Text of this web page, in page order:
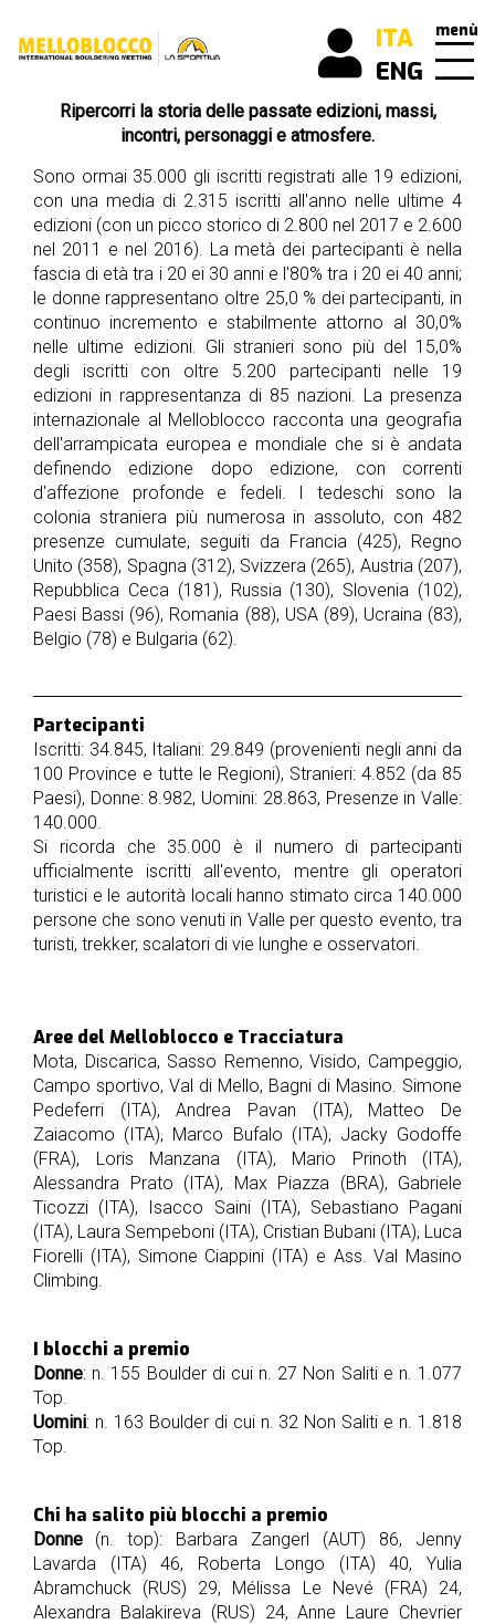
ITA
ENG
menù
scopri
Melloblocco
news
come
arrivare
buone
pratiche
mello
history
i
nostri
sponsor
accoglienza
regolamento
Ripercorri la storia delle passate edizioni, massi,
incontri, personaggi e atmosfere.
Sono ormai 35.000 gli iscritti registrati alle 19 edizioni,
con una media di 2.315 iscritti all'anno nelle ultime 4
edizioni (con un picco storico di 2.800 nel 2017 e 2.600
nel 2011 e nel 2016). La metà dei partecipanti è nella
fascia di età tra i 20 ei 30 anni e l'80% tra i 20 ei 40 anni;
le donne rappresentano oltre 25,0 % dei partecipanti, in
continuo incremento e stabilmente attorno al 30,0%
nelle ultime edizioni. Gli stranieri sono più del 15,0%
degli iscritti con oltre 5.200 partecipanti nelle 19
edizioni in rappresentanza di 85 nazioni. La presenza
internazionale al Melloblocco racconta una geografia
dell'arrampicata europea e mondiale che si è andata
definendo edizione dopo edizione, con correnti
d'affezione profonde e fedeli. I tedeschi sono la
colonia straniera più numerosa in assoluto, con 482
presenze cumulate, seguiti da Francia (425), Regno
Unito (358), Spagna (312), Svizzera (265), Austria (207),
Repubblica Ceca (181), Russia (130), Slovenia (102),
Paesi Bassi (96), Romania (88), USA (89), Ucraina (83),
Belgio (78) e Bulgaria (62).
Partecipanti
Iscritti: 34.845, Italiani: 29.849 (provenienti negli anni da
100 Province e tutte le Regioni), Stranieri: 4.852 (da 85
Paesi), Donne: 8.982, Uomini: 28.863, Presenze in Valle:
140.000.
Si ricorda che 35.000 è il numero di partecipanti
ufficialmente iscritti all'evento, mentre gli operatori
turistici e le autorità locali hanno stimato circa 140.000
persone che sono venuti in Valle per questo evento, tra
turisti, trekker, scalatori di vie lunghe e osservatori.
Aree del Melloblocco e Tracciatura
Mota, Discarica, Sasso Remenno, Visido, Campeggio,
Campo sportivo, Val di Mello, Bagni di Masino. Simone
Pedeferri (ITA), Andrea Pavan (ITA), Matteo De
Zaiacomo (ITA), Marco Bufalo (ITA), Jacky Godoffe
(FRA), Loris Manzana (ITA), Mario Prinoth (ITA),
Alessandra Prato (ITA), Max Piazza (BRA), Gabriele
Ticozzi (ITA), Isacco Saini (ITA), Sebastiano Pagani
(ITA), Laura Sempeboni (ITA), Cristian Bubani (ITA), Luca
Fiorelli (ITA), Simone Ciappini (ITA) e Ass. Val Masino
Climbing.
I blocchi a premio
Donne: n. 155 Boulder di cui n. 27 Non Saliti e n. 1.077
Top.
Uomini: n. 163 Boulder di cui n. 32 Non Saliti e n. 1.818
Top.
Chi ha salito più blocchi a premio
Donne (n. top): Barbara Zangerl (AUT) 86, Jenny
Lavarda (ITA) 46, Roberta Longo (ITA) 40, Yulia
Abramchuck (RUS) 29, Mélissa Le Nevé (FRA) 24,
Alexandra Balakireva (RUS) 24, Anne Laure Chevrier